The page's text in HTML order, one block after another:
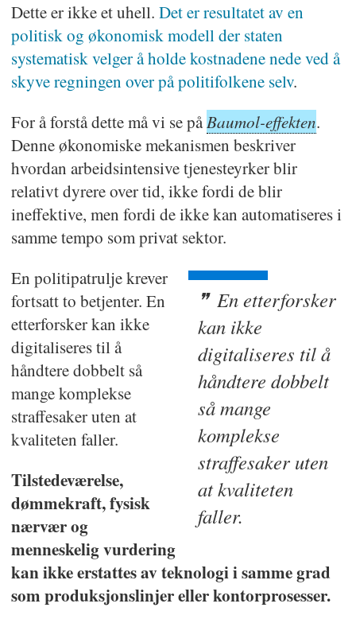
Dette er ikke et uhell. Det er resultatet av en
politisk og økonomisk modell der staten
systematisk velger å holde kostnadene nede ved å
skyve regningen over på politifolkene selv.
For å forstå dette må vi se påBaumol-effekten.
Denne økonomiske mekanismen beskriver
hvordan arbeidsintensive tjenesteyrker blir
relativt dyrere over tid, ikke fordi de blir
ineffektive, men fordi de ikke kan automatiseres i
samme tempo som privat sektor.
En etterforsker
kan ikke
digitaliseres til å
håndtere dobbelt
så mange
komplekse
straffesaker uten
at kvaliteten
faller.
En politipatrulje krever
fortsatt to betjenter. En
etterforsker kan ikke
digitaliseres til å
håndtere dobbelt så
mange komplekse
straffesaker uten at
kvaliteten faller.
Tilstedeværelse,
dømmekraft, fysisk
nærvær og
menneskelig vurdering
kan ikke erstattes av teknologi i samme grad
som produksjonslinjer eller kontorprosesser.